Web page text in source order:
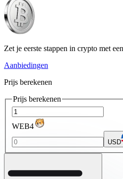
Zet je eerste stappen in crypto met
Aanbiedingen
Prijs berekenen
Prijs berekenen
WEB4
USD